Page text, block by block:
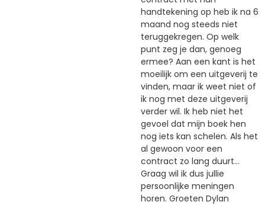
handtekening op heb ik na 6
maand nog steeds niet
teruggekregen. Op welk
punt zeg je dan, genoeg
ermee? Aan een kant is het
moeilijk om een uitgeverij te
vinden, maar ik weet niet of
ik nog met deze uitgeverij
verder wil. Ik heb niet het
gevoel dat mijn boek hen
nog iets kan schelen. Als het
al gewoon voor een
contract zo lang duurt...
Graag wil ik dus jullie
persoonlijke meningen
horen. Groeten Dylan